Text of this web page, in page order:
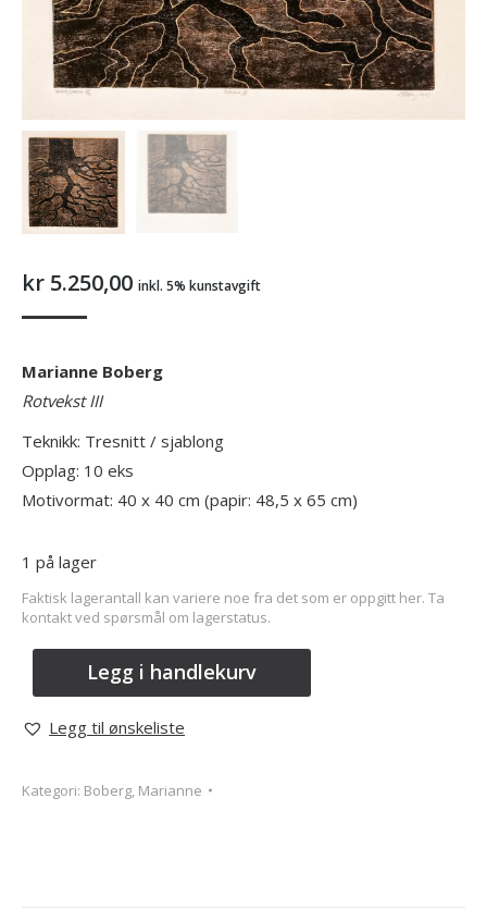
kr 5.250,00 inkl. 5% kunstavgift
Marianne Boberg
Rotvekst III
Teknikk: Tresnitt / sjablong
Opplag: 10 eks
Motivormat: 40 x 40 cm (papir: 48,5 x 65 cm)
1 på lager
Faktisk lagerantall kan variere noe fra det som er oppgitt her. Ta
kontakt ved spørsmål om lagerstatus.
Legg i handlekurv
Legg til ønskeliste
Kategori: Boberg, Marianne